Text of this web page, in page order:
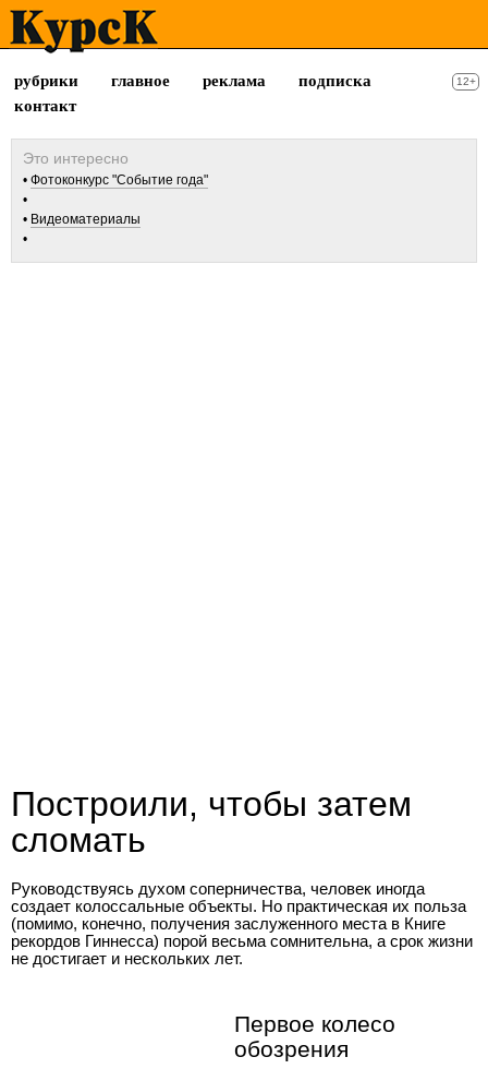
рубрики главное реклама
подписка
контакт
12+
Фотоконкурс "Событие года"
Видеоматериалы
Построили, чтобы затем
сломать
Руководствуясь духом соперничества, человек иногда
создает колоссальные объекты. Но практическая их польза
(помимо, конечно, получения заслуженного места в Книге
рекордов Гиннесса) порой весьма сомнительна, а срок жизни
не достигает и нескольких лет.
Первое колесо
обозрения